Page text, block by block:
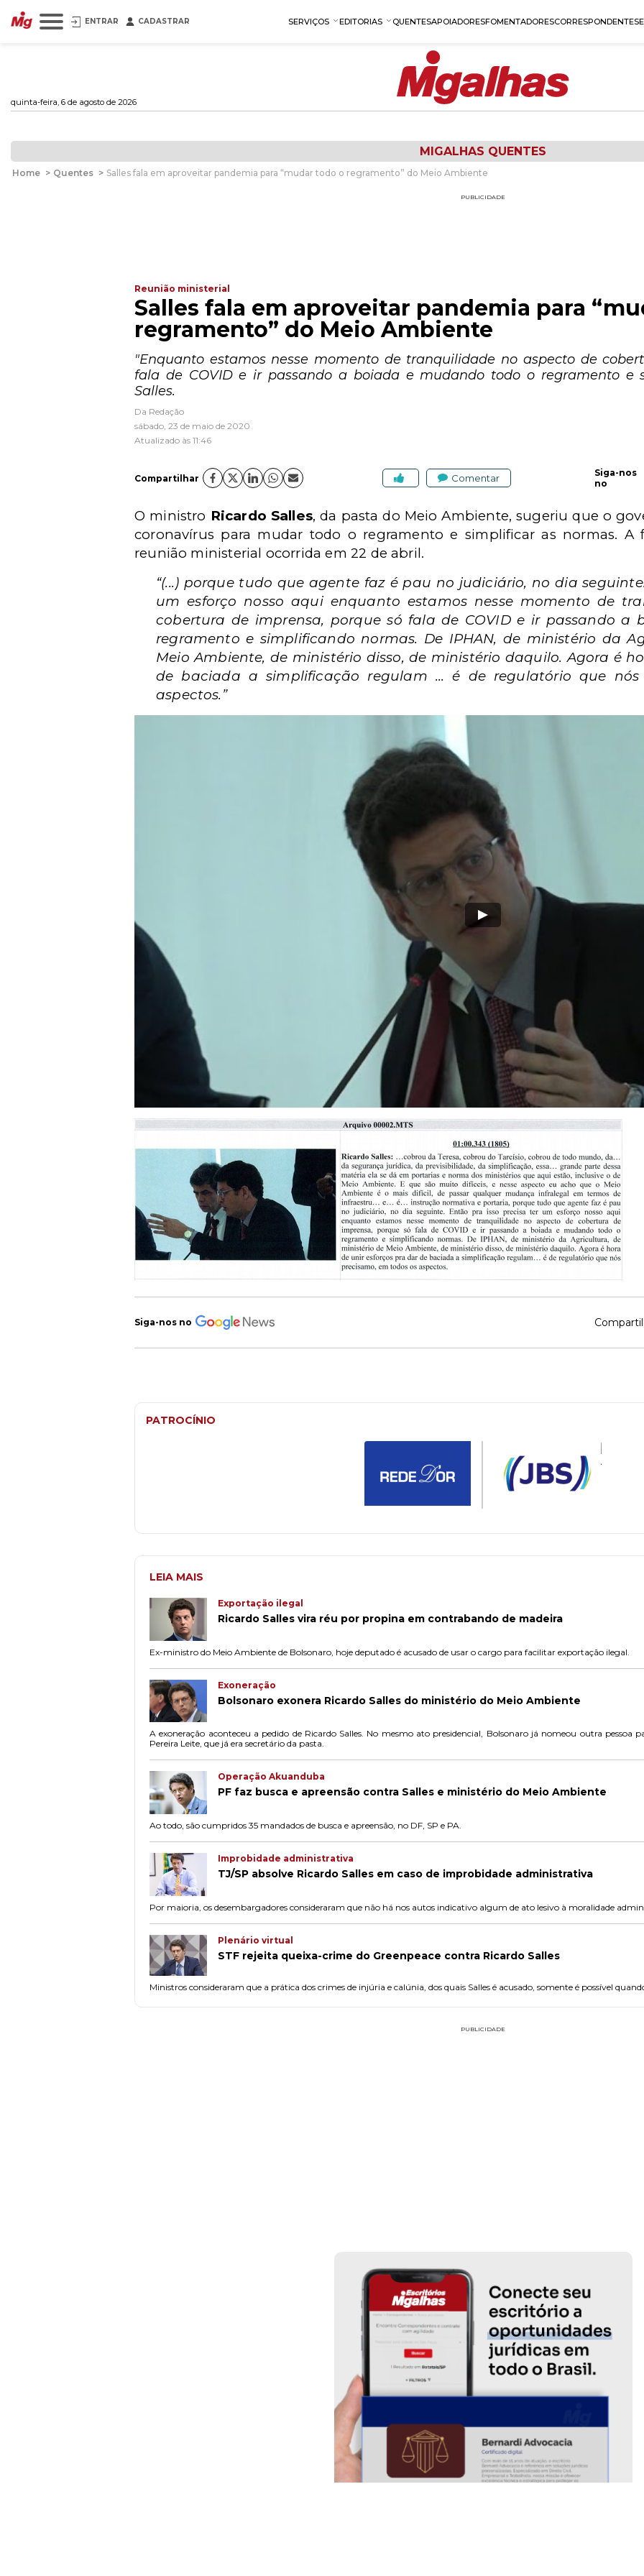
ENTRAR CADASTRAR SERVIÇOS EDITORIAS QUENTESAPOIADORESFOMENTADORESCORRESPONDENTES
quinta-feira, 6 de agosto de 2026
MIGALHAS QUENTES
Home > Quentes > Salles fala em aproveitar pandemia para “mudar todo o regramento” do Meio Ambiente
PUBLICIDADE
Reunião ministerial
Salles fala em aproveitar pandemia para
regramento” do Meio Ambiente
"Enquanto estamos nesse momento de tranquilidade no aspecto de
fala de COVID e ir passando a boiada e mudando todo o regramento e
Salles.
Da Redação
sábado, 23 de maio de 2020
Atualizado às 11:46
Compartilhar Comentar
Siga-nos
no
O ministro Ricardo Salles, da pasta do Meio Ambiente, sugeriu que o
coronavírus para mudar todo o regramento e simplificar as normas. A
reunião ministerial ocorrida em 22 de abril.
“(...) porque tudo que agente faz é pau no judiciário, no dia
um esforço nosso aqui enquanto estamos nesse momento de
cobertura de imprensa, porque só fala de COVID e ir passando
regramento e simplificando normas. De IPHAN, de ministério da
Meio Ambiente, de ministério disso, de ministério daquilo. Agora é
de baciada a simplificação regulam ... é de regulatório que nós
aspectos.”
Siga-nos no
PATROCÍNIO
LEIA MAIS
Exportação ilegal
Ricardo Salles vira réu por propina em contrabando de madeira
Ex-ministro do Meio Ambiente de Bolsonaro, hoje deputado é acusado de usar o cargo para facilitar exportação ilegal.
Exoneração
Bolsonaro exonera Ricardo Salles do ministério do Meio Ambiente
A exoneração aconteceu a pedido de Ricardo Salles. No mesmo ato presidencial, Bolsonaro já nomeou outra pessoa
Pereira Leite, que já era secretário da pasta.
Operação Akuanduba
PF faz busca e apreensão contra Salles e ministério do Meio Ambiente
Ao todo, são cumpridos 35 mandados de busca e apreensão, no DF, SP e PA.
Improbidade administrativa
TJ/SP absolve Ricardo Salles em caso de improbidade administrativa
Por maioria, os desembargadores consideraram que não há nos autos indicativo algum de ato lesivo à moralidade
Plenário virtual
STF rejeita queixa-crime do Greenpeace contra Ricardo Salles
Ministros consideraram que a prática dos crimes de injúria e calúnia, dos quais Salles é acusado, somente é possível
PUBLICIDADE